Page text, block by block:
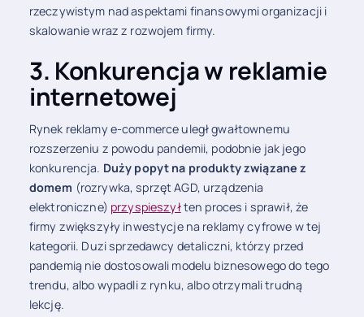
rzeczywistym nad aspektami finansowymi organizacji i
skalowanie wraz z rozwojem firmy.
3. Konkurencja w reklamie
internetowej
Rynek reklamy e-commerce uległ gwałtownemu
rozszerzeniu z powodu pandemii, podobnie jak jego
konkurencja. Duży popyt na produkty związane z
domem (rozrywka, sprzęt AGD, urządzenia
elektroniczne) przyspieszyłten proces i sprawił, że
firmy zwiększyły inwestycje na reklamy cyfrowe w tej
kategorii. Duzi sprzedawcy detaliczni, którzy przed
pandemią nie dostosowali modelu biznesowego do tego
trendu, albo wypadli z rynku, albo otrzymali trudną
lekcję.